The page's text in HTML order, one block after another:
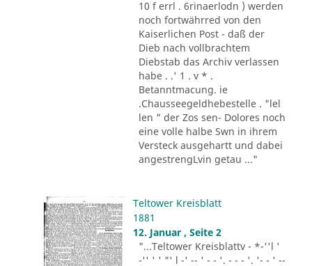
10 f errl . 6rinaerlodn ) werden
noch fortwährred von den
Kaiserlichen Post - daß der
Dieb nach vollbrachtem
Diebstab das Archiv verlassen
habe . .' 1 . v * .
Betanntmacung. ie
.Chausseegeldhebestelle . "lel
len " der Zos sen- Dolores noch
eine volle halbe Swn in ihrem
Versteck ausgehartt und dabei
angestrengLvin getau ..."
Teltower Kreisblatt
1881
12. Januar , Seite 2
"...Teltower Kreisblattv - *-''l '
-'' ' ' "' l -' -- ' - - '. - - - '. '- - ' --